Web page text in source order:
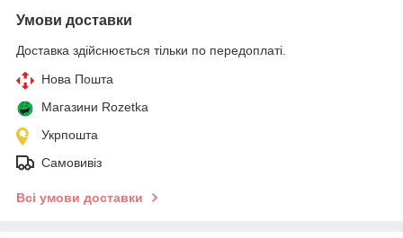
Умови доставки
Доставка здійснюється тільки по передоплаті.
Нова Пошта
Магазини Rozetka
Укрпошта
Самовивіз
Всі умови доставки